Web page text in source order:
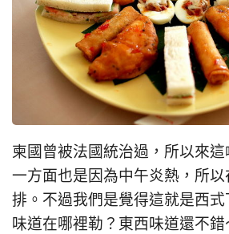
柬國曾被法國統治過，所以來這
一方面也是因為中午炎熱，所
排。不過我們是覺得這就是西
味道在哪裡勒？東西味道還不錯